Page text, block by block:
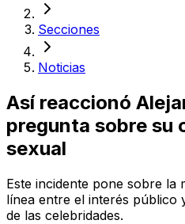
Secciones
Noticias
Así reaccionó
pregunta sobre su
sexual
Este incidente pone sobre la
línea entre el interés público
de las celebridades.